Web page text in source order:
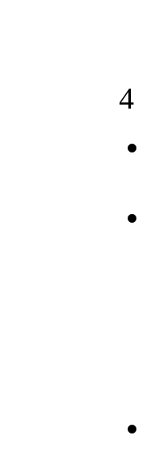
4